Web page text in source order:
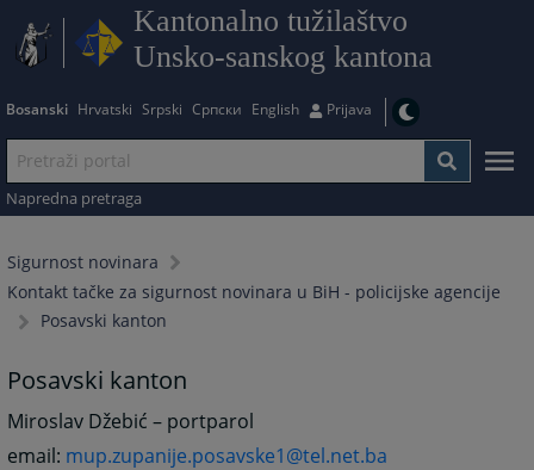
Kantonalno tužilaštvo
Unsko-sanskog kantona
Bosanski Hrvatski Srpski Српски English Prijava
Napredna pretraga
Sigurnost novinara
Kontakt tačke za sigurnost novinara u BiH - policijske agencije
Posavski kanton
Posavski kanton
Miroslav Džebić – portparol
email: mup.zupanije.posavske1@tel.net.ba